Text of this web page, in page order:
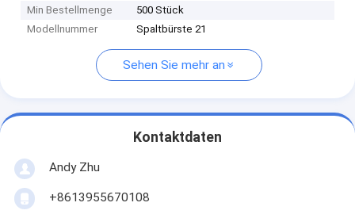
Min Bestellmenge
500 Stück
Modellnummer
Spaltbürste 21
Sehen Sie mehr an
Kontaktdaten
Andy Zhu
+8613955670108